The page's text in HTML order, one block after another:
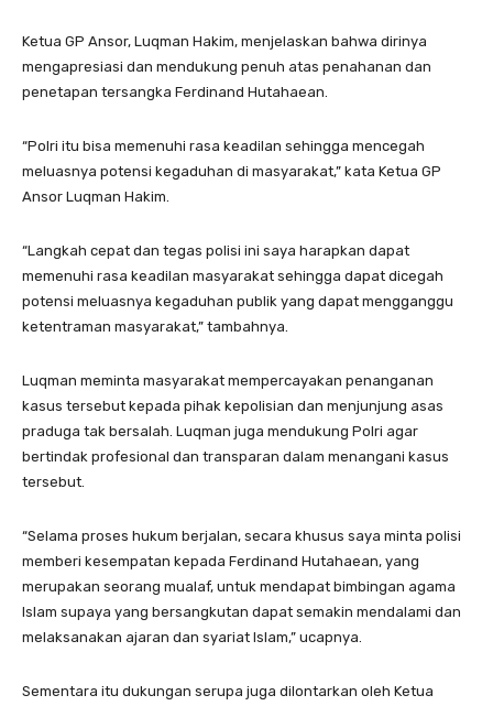
Ketua GP Ansor, Luqman Hakim, menjelaskan bahwa dirinya
mengapresiasi dan mendukung penuh atas penahanan dan
penetapan tersangka Ferdinand Hutahaean.
“Polri itu bisa memenuhi rasa keadilan sehingga mencegah
meluasnya potensi kegaduhan di masyarakat,” kata Ketua GP
Ansor Luqman Hakim.
“Langkah cepat dan tegas polisi ini saya harapkan dapat
memenuhi rasa keadilan masyarakat sehingga dapat dicegah
potensi meluasnya kegaduhan publik yang dapat mengganggu
ketentraman masyarakat,” tambahnya.
Luqman meminta masyarakat mempercayakan penanganan
kasus tersebut kepada pihak kepolisian dan menjunjung asas
praduga tak bersalah. Luqman juga mendukung Polri agar
bertindak profesional dan transparan dalam menangani kasus
tersebut.
“Selama proses hukum berjalan, secara khusus saya minta polisi
memberi kesempatan kepada Ferdinand Hutahaean, yang
merupakan seorang mualaf, untuk mendapat bimbingan agama
Islam supaya yang bersangkutan dapat semakin mendalami dan
melaksanakan ajaran dan syariat Islam,” ucapnya.
Sementara itu dukungan serupa juga dilontarkan oleh Ketua